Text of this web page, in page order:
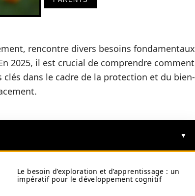
rencontre divers besoins fondamentaux
2025, il est crucial de comprendre comment
dans le cadre de la protection et du bien-
Le besoin d’exploration et d’apprentissage : un
impératif pour le développement cognitif